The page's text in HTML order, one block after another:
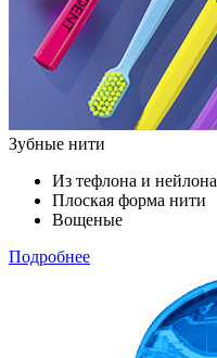
Зубные нити
Из тефлона и нейлона
Плоская форма нити
Вощеные
Подробнее